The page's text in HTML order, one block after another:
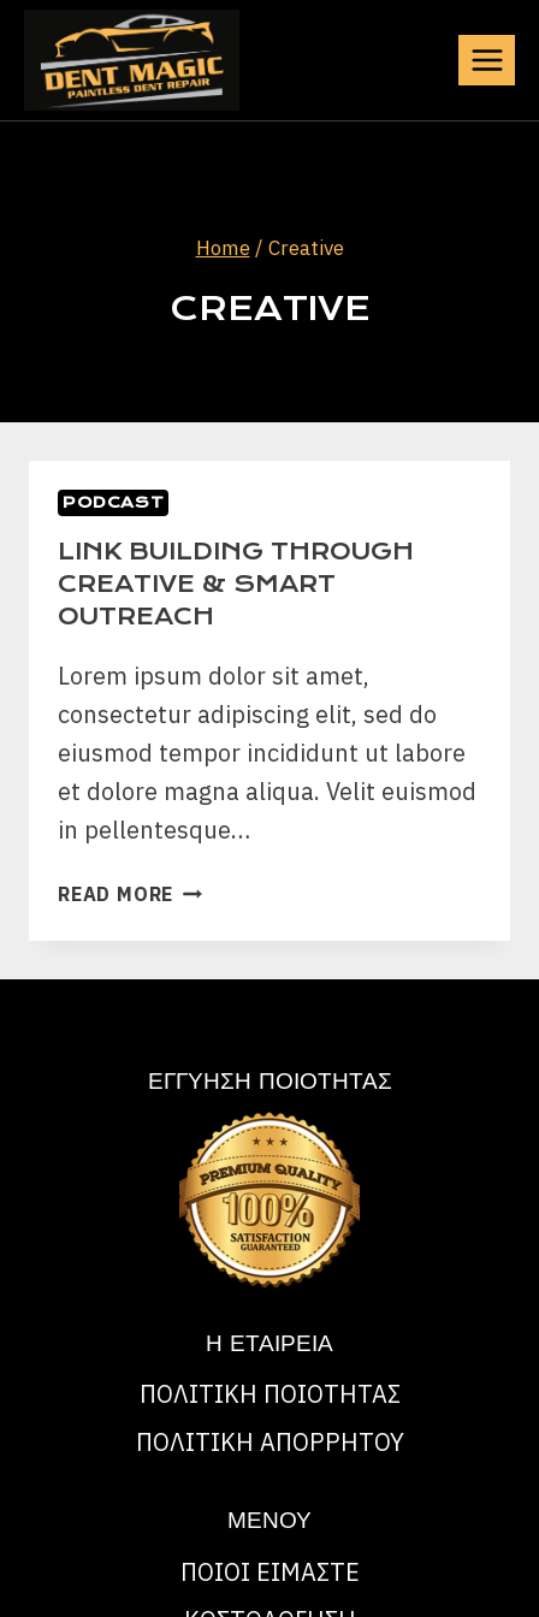
content
Home / Creative
CREATIVE
PODCAST
LINK BUILDING THROUGH
CREATIVE & SMART
OUTREACH
Lorem ipsum dolor sit amet,
consectetur adipiscing elit, sed do
eiusmod tempor incididunt ut labore
et dolore magna aliqua. Velit euismod
in pellentesque…
READ MORE LINK
THROUGH
CREATIVE
OUTREACH
ΕΓΓΥΗΣΗ ΠΟΙΟΤΗΤΑΣ
Η ΕΤΑΙΡΕΙΑ
ΠΟΛΙΤΙΚΗ ΠΟΙΟΤΗΤΑΣ
ΠΟΛΙΤΙΚΗ ΑΠΟΡΡΗΤΟΥ
ΜΕΝΟΥ
ΠΟΙΟΙ ΕΙΜΑΣΤΕ